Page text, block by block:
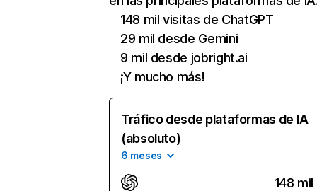
148 mil visitas de ChatGPT
29 mil desde Gemini
9 mil desde jobright.ai
¡Y mucho más!
Tráfico desde plataformas de IA
(absoluto)
6 meses
148 mil